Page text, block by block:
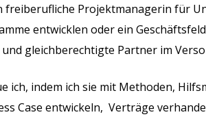
freiberufliche Projektmanagerin für
entwicklen oder ein
gleichberechtigte Partner im
ich, indem ich sie mit Methoden,
Case entwickeln, Verträge